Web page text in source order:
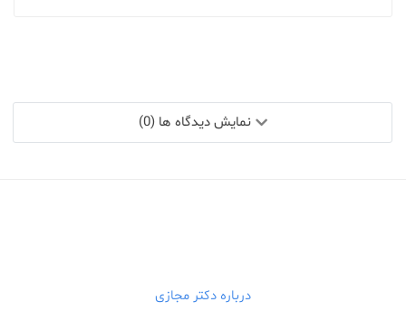
نمایش دیدگاه ها (0)
درباره دکتر مجازی